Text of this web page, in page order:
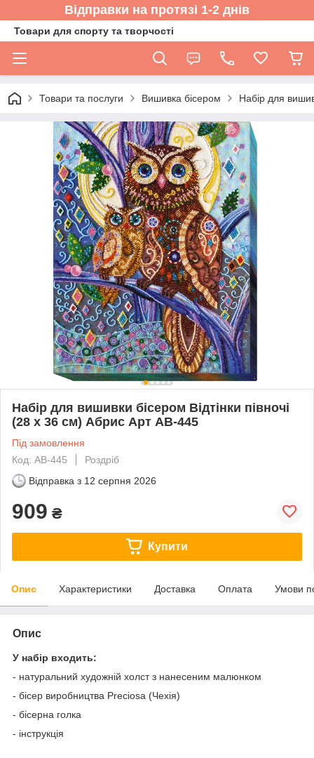
Відправки на протязі 1-2 днів
Товари для спорту та творчості
Товари та послуги Вишивка бісером Набір для
Набір для вишивки бісером Відтінки півночі
(28 х 36 см) Абрис Арт AB-445
Під замовлення
Код: AB-445
Роздріб
Відправка з 12 серпня 2026
909 ₴
Купити
Опис Характеристики Доставка Оплата Умови
Опис
У набір входить:
- натуральний художній холст з нанесеним малюнком
- бісер виробництва Preciosa (Чехія)
- бісерна голка
- інструкція